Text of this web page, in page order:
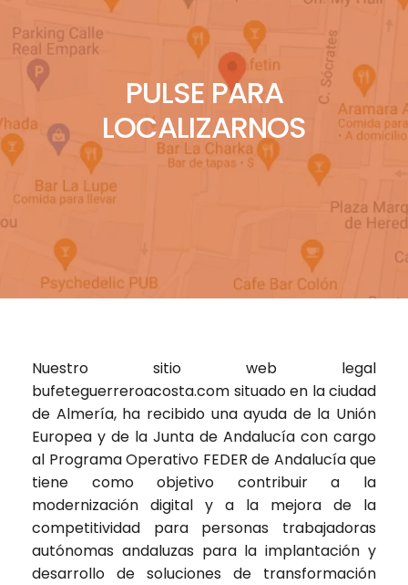
PULSE PARA
LOCALIZARNOS
Nuestro sitio web legal
bufeteguerreroacosta.com situado en la ciudad
de Almería, ha recibido una ayuda de la Unión
Europea y de la Junta de Andalucía con cargo
al Programa Operativo FEDER de Andalucía que
tiene como objetivo contribuir a la
modernización digital y a la mejora de la
competitividad para personas trabajadoras
autónomas andaluzas para la implantación y
desarrollo de soluciones de transformación